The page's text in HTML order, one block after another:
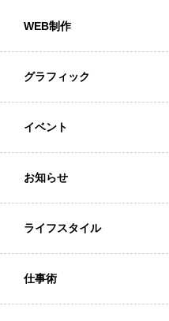
WEB制作
グラフィック
イベント
お知らせ
ライフスタイル
仕事術